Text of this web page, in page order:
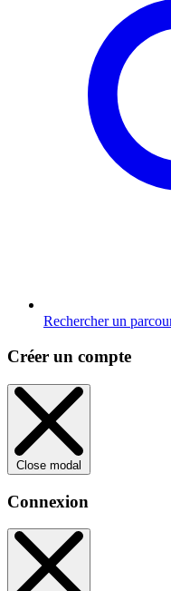
Rechercher un
Créer un compte
Close modal
Connexion